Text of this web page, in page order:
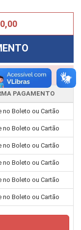
PAGAMENTO
no Boleto ou Cartão
no Boleto ou Cartão
no Boleto ou Cartão
no Boleto ou Cartão
no Boleto ou Cartão
no Boleto ou Cartão